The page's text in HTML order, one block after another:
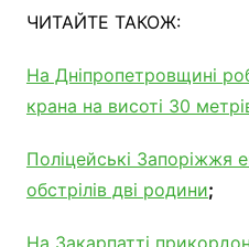
ЧИТАЙТЕ ТАКОЖ:
На Дніпропетровщині
крана на висоті 30
Поліцейські Запоріжжя
обстрілів дві родини;
На Закарпатті